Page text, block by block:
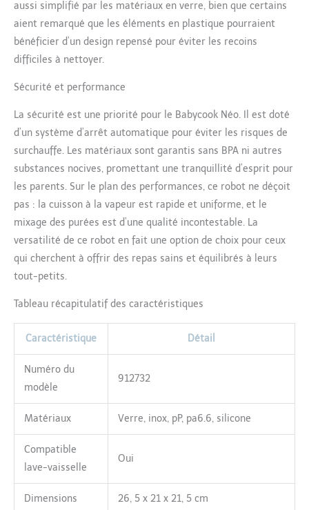
tout en préservant
l'écosystème, et il amortit son
coût en moins de deux mois
un Panier en Inox de 1000ml,
une Lame Sabatier Diamant
de fabrication française, la
qualité des matériaux assure
des repas sains et qualitatifs
SIMPLE D’UTILISATION ET
D’ENTRETIEN : Un bouton
pour piloter toutes les
fonctions, marquage clair des
niveaux d'eau, signal sonore
lumineux de fin de cuisson,
ergonomique pour faciliter
CONCEPTION ÉCOLOGIQUE :
Le Babycook est conçu en
tenant compte de son impact
50% moins d'eau et d'énergie
que d'autres appareils
culinaire qui s'adapte à
aussi simplifié par les matériaux en verre, bien que certains
aient remarqué que les éléments en plastique pourraient
bénéficier d’un design repensé pour éviter les recoins
difficiles à nettoyer.
Sécurité et performance
La sécurité est une priorité pour le Babycook Néo. Il est doté
d’un système d’arrêt automatique pour éviter les risques de
surchauffe. Les matériaux sont garantis sans BPA ni autres
substances nocives, promettant une tranquillité d’esprit pour
les parents. Sur le plan des performances, ce robot ne déçoit
pas : la cuisson à la vapeur est rapide et uniforme, et le
mixage des purées est d’une qualité incontestable. La
versatilité de ce robot en fait une option de choix pour ceux
qui cherchent à offrir des repas sains et équilibrés à leurs
tout-petits.
Tableau récapitulatif des caractéristiques
Caractéristique Détail
Numéro du
modèle
912732
Matériaux Verre, inox, pP, pa6.6, silicone
Compatible
lave-vaisselle
Oui
Dimensions 26, 5 x 21 x 21, 5 cm